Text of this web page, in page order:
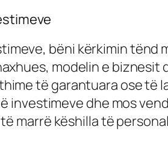
bëni kërkimin tënd
modelin e
të garantuara ose të
dhe mos
marrë këshilla të